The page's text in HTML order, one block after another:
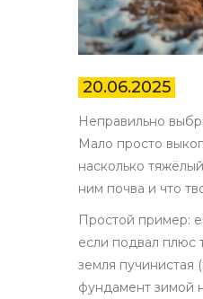
20.06.2025
Неправильно
Мало просто
насколько
ним почва и что
Простой пример:
если подвал плюс
земля пучинистая
фундамент зимой